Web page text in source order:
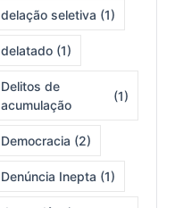
delação seletiva (1)
delatado (1)
Delitos de
acumulação
(1)
Democracia (2)
Denúncia Inepta (1)